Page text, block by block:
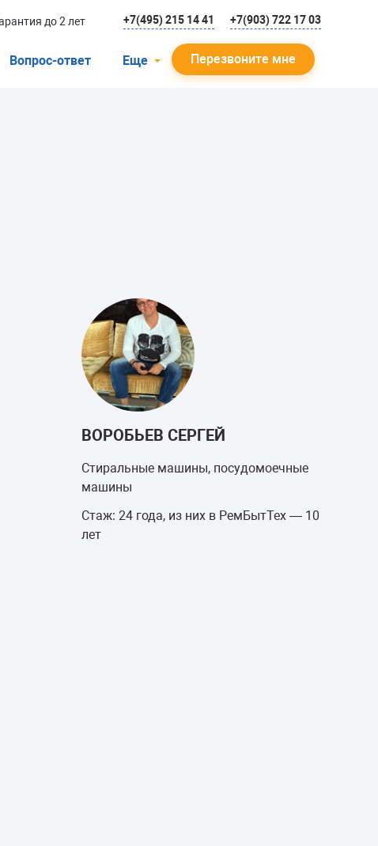
до 2 лет +7(495) 215 14 41 +7(903) 722 17 03
Вопрос-ответ Еще Перезвоните мне
ВОРОБЬЕВ СЕРГЕЙ
Стиральные машины, посудомоечные
машины
Стаж: 24 года, из них в РемБытТех — 10
лет